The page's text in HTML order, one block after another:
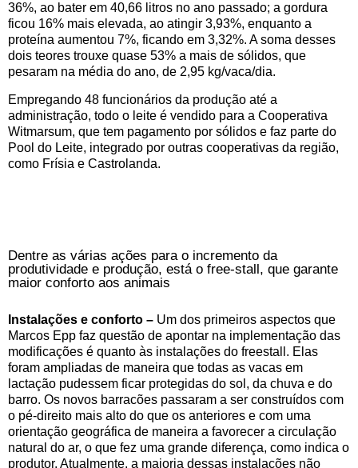
36%, ao bater em 40,66 litros no ano passado; a gordura
ficou 16% mais elevada, ao atingir 3,93%, enquanto a
proteína aumentou 7%, ficando em 3,32%. A soma desses
dois teores trouxe quase 53% a mais de sólidos, que
pesaram na média do ano, de 2,95 kg/vaca/dia.
Empregando 48 funcionários da produção até a
administração, todo o leite é vendido para a Cooperativa
Witmarsum, que tem pagamento por sólidos e faz parte do
Pool do Leite, integrado por outras cooperativas da região,
como Frísia e Castrolanda.
Dentre as várias ações para o incremento da
produtividade e produção, está o free-stall, que garante
maior conforto aos animais
Instalações e conforto – Um dos primeiros aspectos que
Marcos Epp faz questão de apontar na implementação das
modificações é quanto às instalações do freestall. Elas
foram ampliadas de maneira que todas as vacas em
lactação pudessem ficar protegidas do sol, da chuva e do
barro. Os novos barracões passaram a ser construídos com
o pé-direito mais alto do que os anteriores e com uma
orientação geográfica de maneira a favorecer a circulação
natural do ar, o que fez uma grande diferença, como indica o
produtor. Atualmente, a maioria dessas instalações não